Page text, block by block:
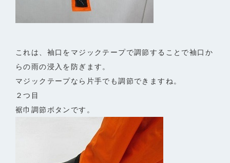
これは、袖口をマジックテープで調節することで袖口か
らの雨の浸入を防ぎます。
マジックテープなら片手でも調節できますね。
２つ目
裾巾調節ボタンです。